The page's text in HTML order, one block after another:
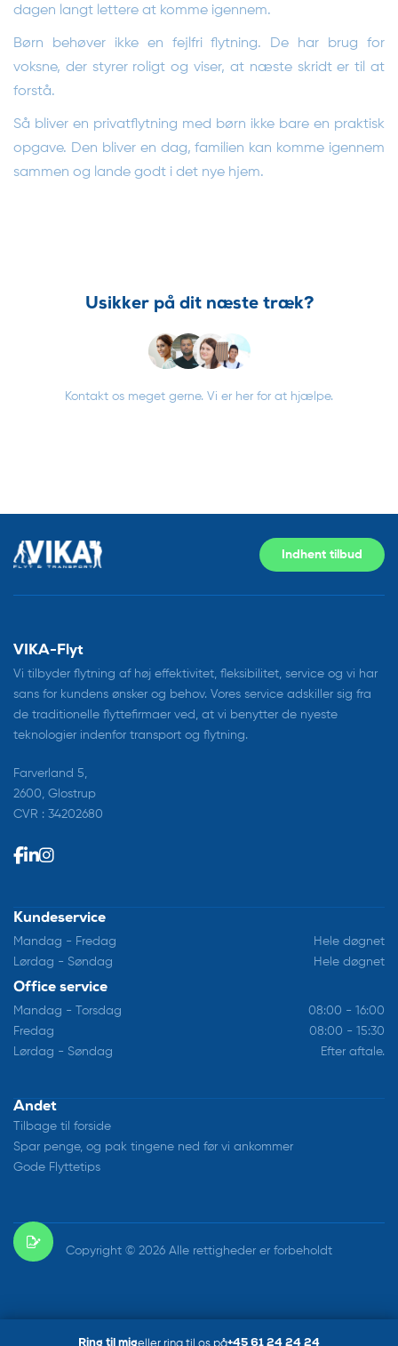
dagen langt lettere at komme igennem.
Børn behøver ikke en fejlfri flytning. De har brug for
voksne, der styrer roligt og viser, at næste skridt er til at
forstå.
Så bliver en privatflytning med børn ikke bare en praktisk
opgave. Den bliver en dag, familien kan komme igennem
sammen og lande godt i det nye hjem.
Usikker på dit næste træk?
Kontakt os meget gerne. Vi er her for at hjælpe.
Indhent tilbud
VIKA-Flyt
Vi tilbyder flytning af høj effektivitet, fleksibilitet, service og vi har
sans for kundens ønsker og behov. Vores service adskiller sig fra
de traditionelle flyttefirmaer ved, at vi benytter de nyeste
teknologier indenfor transport og flytning.
Farverland 5,
2600, Glostrup
CVR : 34202680
Kundeservice
Mandag - Fredag
Hele døgnet
Lørdag - Søndag
Hele døgnet
Office service
Mandag - Torsdag
08:00 - 16:00
Fredag
08:00 - 15:30
Lørdag - Søndag
Efter aftale.
Andet
Tilbage til forside
Spar penge, og pak tingene ned før vi ankommer
Gode Flyttetips
Copyright © 2026 Alle rettigheder er forbeholdt